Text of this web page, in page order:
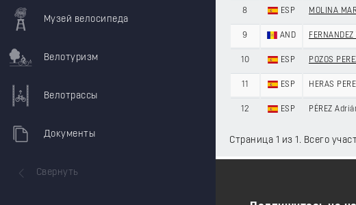
Музей велосипеда
Велотуризм
Велотрассы
Документы
Свернуть
8 ESP MOLINA
9 AND
10 ESP POZOS
11 ESP HERAS
12 ESP PÉREZ
Страница 1 из 1. Всего